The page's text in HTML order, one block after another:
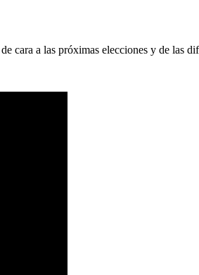
cara a las próximas elecciones y de las